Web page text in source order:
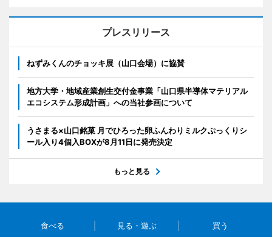
プレスリリース
ねずみくんのチョッキ展（山口会場）に協賛
地方大学・地域産業創生交付金事業「山口県半導体マテリアル
エコシステム形成計画」への当社参画について
うさまる×山口銘菓 月でひろった卵ふんわりミルクぷっくりシ
ール入り4個入BOXが8月11日に発売決定
もっと見る
食べる 見る・遊ぶ 買う